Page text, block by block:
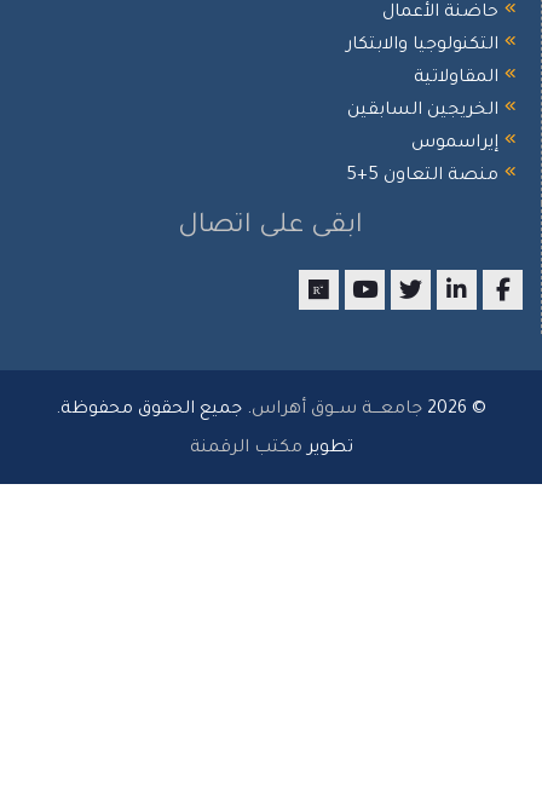
الأعمال
والابتكار
السابقين
التعاون 5+5
ابقى على اتصال
جامعـــة ســوق أهراس. جميع الحقوق محفوظة.
تطويرمكتب الرقمنة